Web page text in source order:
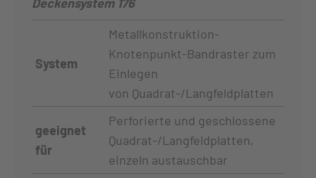
System
Metallkonstruktion-
Knotenpunkt-Bandraster zum
Einlegen
von Quadrat-/Langfeldplatten
geeignet
für
Perforierte und geschlossene
Quadrat-/Langfeldplatten,
einzeln austauschbar